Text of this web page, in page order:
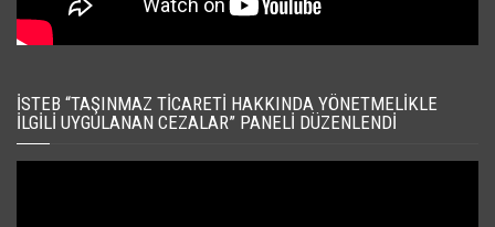
İSTEB “TAŞINMAZ TICARETI HAKKINDA YÖNETMELIKLE
İLGILI UYGULANAN CEZALAR” PANELI DÜZENLENDI